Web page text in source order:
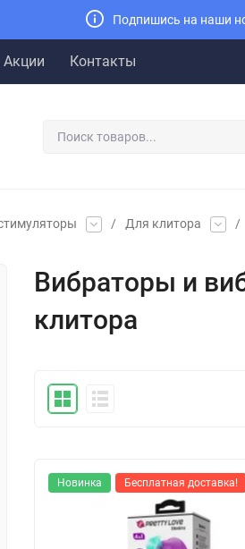
Подпишись на наши
Акции Контакты
/ Для клитора /
Вибраторы и
клитора
Новинка Бесплатная доставка!